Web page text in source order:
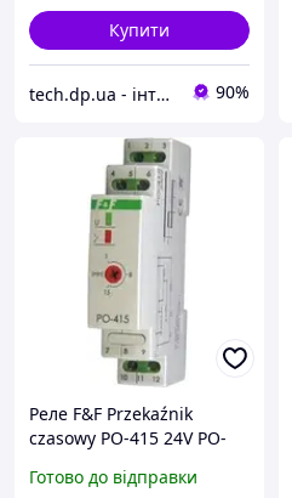
Купити
tech.dp.ua - інтернет магазин 90%
Реле F&F Przekaźnik
czasowy PO-415 24V PO-
Готово до відправки